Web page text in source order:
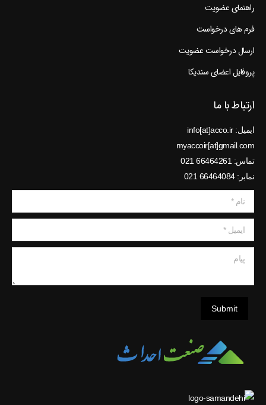
راهنمای عضویت
فرم های درخواست
ارسال درخواست عضویت
پروفایل اعضای سندیکا
ارتباط با ما
ایمیل: info[at]acco.ir
myaccoir[at]gmail.com
تماس: 66464261 021
نمابر: 66464084 021
نام *
ایمیل *
Submit